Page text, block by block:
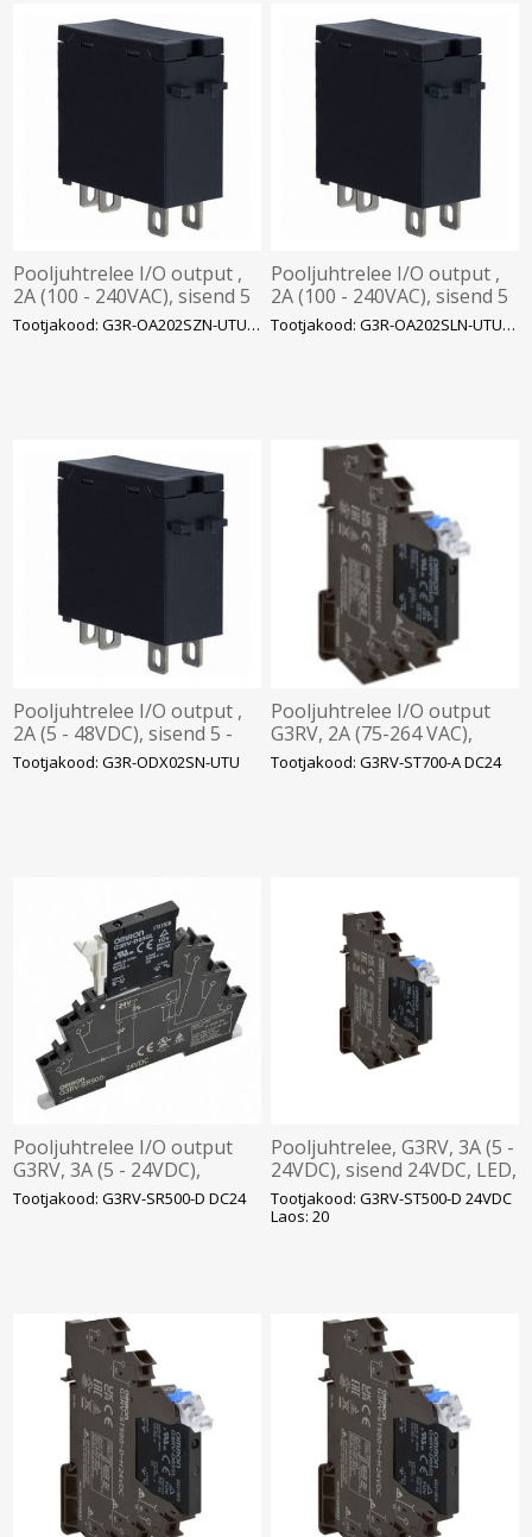
Pooljuhtrelee I/O output ,
2A (100 - 240VAC), sisend 5
- 24VDC, LED, Omron
Tootjakood: G3R-OA202SZN-UTU5-2
Pooljuhtrelee I/O output ,
2A (100 - 240VAC), sisend 5
- 24VDC, LED, Omron
Tootjakood: G3R-OA202SLN-UTU5-2
Pooljuhtrelee I/O output ,
2A (5 - 48VDC), sisend 5 -
24VDC, LED, Omron
Tootjakood: G3R-ODX02SN-UTU
Pooljuhtrelee I/O output
G3RV, 2A (75-264 VAC),
sisend 24VDC, Zero-cross,
kruviklemm, LED, Omron
Tootjakood: G3RV-ST700-A DC24
Pooljuhtrelee I/O output
G3RV, 3A (5 - 24VDC),
sisend 24VDC, vedruklemm,
LED, Omron
Tootjakood: G3RV-SR500-D DC24
Pooljuhtrelee, G3RV, 3A (5 -
24VDC), sisend 24VDC, LED,
Push-in, Omron
Tootjakood: G3RV-ST500-D 24VDC
Laos: 20